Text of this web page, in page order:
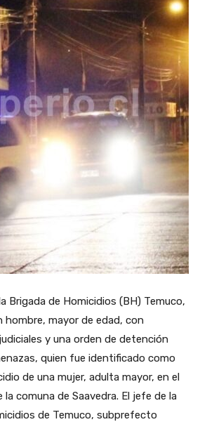
Brigada de Homicidios (BH) Temuco,
hombre, mayor de edad, con
y una orden de detención
quien fue identificado como
de una mujer, adulta mayor, en el
comuna de Saavedra. El jefe de la
de Temuco, subprefecto